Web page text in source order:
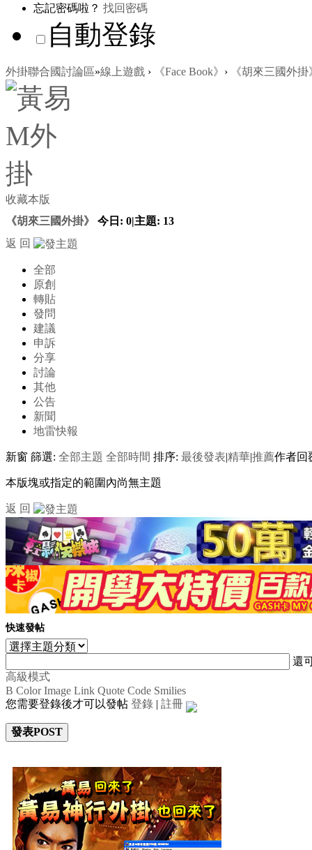
忘記密碼啦？ 找回密碼
自動登錄
外掛聯合國討論區»線上遊戲 › 《Face Book》 › 《胡來三國外掛
收藏本版
《胡來三國外掛》
今日: 0|主題: 13
返 回
全部
原創
轉貼
發問
建議
申訴
分享
討論
其他
公告
新聞
地雷快報
新窗 篩選: 全部主題 全部時間 排序: 最後發表|精華|推薦作者回
本版塊或指定的範圍內尚無主題
返 回
快速發帖
還
高級模式
B Color Image Link Quote Code Smilies
您需要登錄後才可以發帖 登錄 | 註冊
發表POST